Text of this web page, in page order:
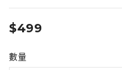
$499
數量